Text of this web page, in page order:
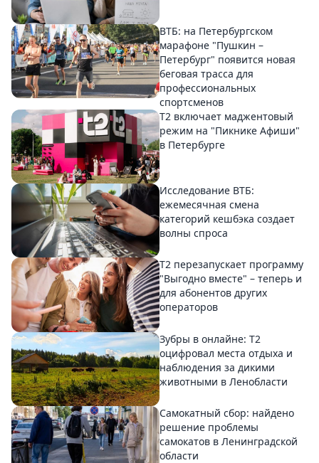
ВТБ: на Петербургском
марафоне "Пушкин –
Петербург" появится новая
беговая трасса для
профессиональных
спортсменов
Т2 включает маджентовый
режим на "Пикнике Афиши"
в Петербурге
Исследование ВТБ:
ежемесячная смена
категорий кешбэка создает
волны спроса
Т2 перезапускает программу
"Выгодно вместе" – теперь и
для абонентов других
операторов
Зубры в онлайне: Т2
оцифровал места отдыха и
наблюдения за дикими
животными в Ленобласти
Самокатный сбор: найдено
решение проблемы
самокатов в Ленинградской
области